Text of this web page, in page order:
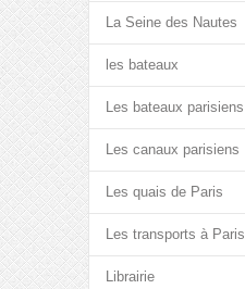
La Seine des Nautes
les bateaux
Les bateaux parisiens
Les canaux parisiens
Les quais de Paris
Les transports à Paris
Librairie